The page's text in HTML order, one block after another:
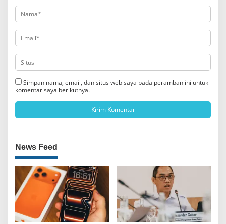
Simpan nama, email, dan situs web saya pada peramban ini untuk
komentar saya berikutnya.
News Feed